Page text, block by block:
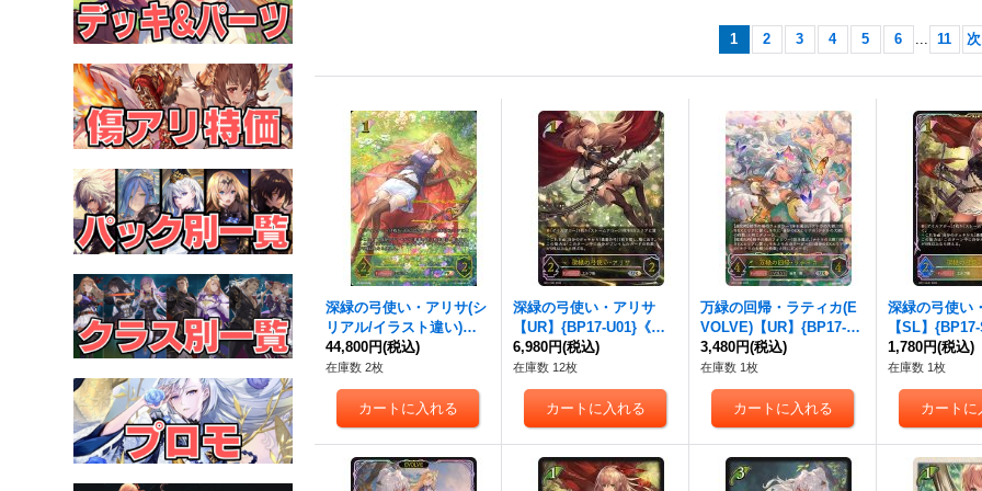
1 2 3 4 5 6 11 次
深緑の弓使い・アリサ(シ
リアル/イラスト違い)【P
R】{PR-544}《エルフ》
44,800円(税込)
在庫数 2枚
深緑の弓使い・アリサ
【UR】{BP17-U01}《エ
ルフ》
6,980円(税込)
在庫数 12枚
万緑の回帰・ラティカ(E
VOLVE)【UR】{BP17-U0
2}《エルフ》
3,480円(税込)
在庫数 1枚
深緑の弓使い
【SL】
ルフ》
1,780円(税込)
在庫数 1枚